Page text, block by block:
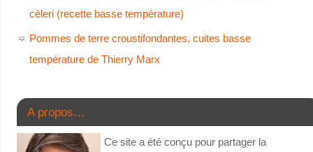
cèleri (recette basse température)
Pommes de terre croustifondantes, cuites basse
température de Thierry Marx
A propos…
Ce site a été conçu pour partager la